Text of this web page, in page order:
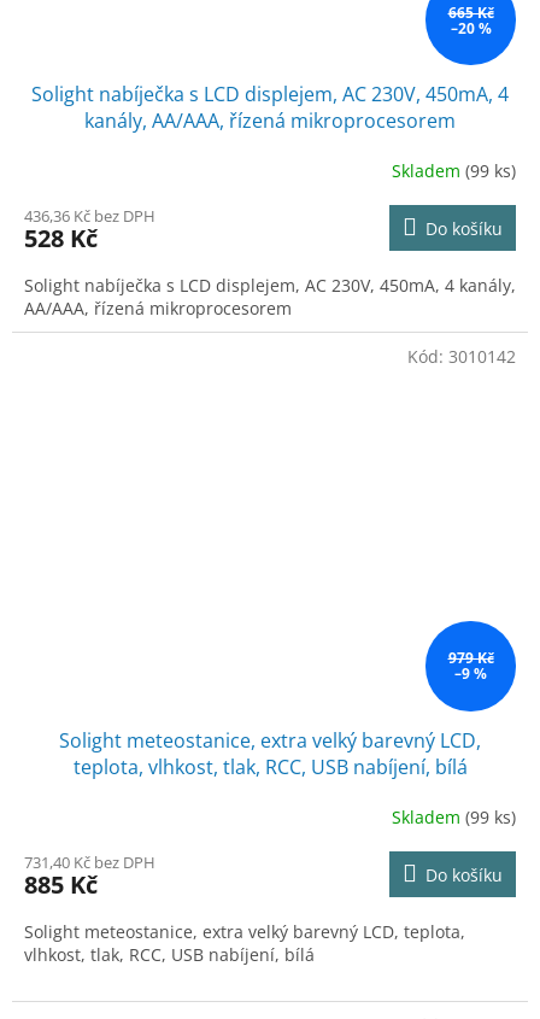
665 Kč
–20 %
Solight nabíječka s LCD displejem, AC 230V, 450mA, 4
kanály, AA/AAA, řízená mikroprocesorem
Skladem (99 ks)
436,36 Kč bez DPH
528 Kč Do košíku
Solight nabíječka s LCD displejem, AC 230V, 450mA, 4 kanály,
AA/AAA, řízená mikroprocesorem
979 Kč
–9 %
Solight meteostanice, extra velký barevný LCD,
teplota, vlhkost, tlak, RCC, USB nabíjení, bílá
Skladem (99 ks)
731,40 Kč bez DPH
885 Kč Do košíku
Solight meteostanice, extra velký barevný LCD, teplota,
vlhkost, tlak, RCC, USB nabíjení, bílá
Kód: 3010142